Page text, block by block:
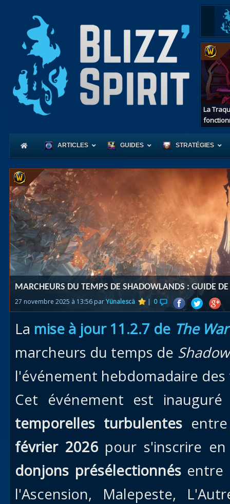
La
ARTICLES GUIDES
Coeur
Races
alliées
des îles
le vol
Uldum
Val
STRATÉGIES
MARCHEURS DU TEMPS DE SHADOWLANDS : GUIDE DE
27 novembre 2025 à 13:56 parYünalescä | 0
La mise à jour 11.2.7 de The
marcheurs du temps de
l'événement hebdomadaire
Cet événement est
temporelles turbulentes
février 2026 pour s'inscrire
donjons présélectionnésentre
l'Ascension, Malepeste,